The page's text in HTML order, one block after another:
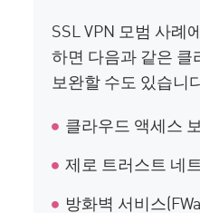
SSL VPN 모범 사례
하면 다음과 같은
보완할 수도 있습니
클라우드 액세스
제로 트러스트 네
방화벽 서비스